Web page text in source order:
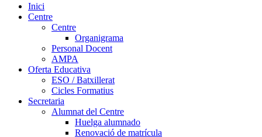
Inici
Centre
Centre
Organigrama
Personal Docent
AMPA
Oferta Educativa
ESO / Batxillerat
Cicles Formatius
Secretaria
Alumnat del Centre
Huelga alumnado
Renovació de matrícula